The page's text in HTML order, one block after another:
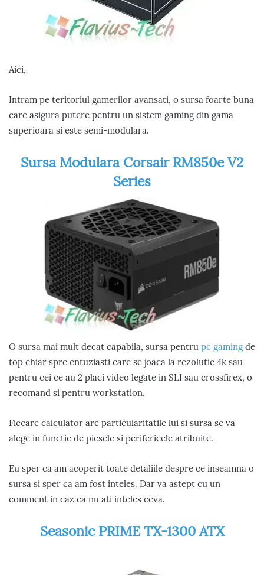
Aici,
Intram pe teritoriul gamerilor avansati, o sursa foarte buna
care asigura putere pentru un sistem gaming din gama
superioara si este semi-modulara.
Sursa Modulara Corsair RM850e V2
Series
O sursa mai mult decat capabila, sursa pentru pc gamingde
top chiar spre entuziasti care se joaca la rezolutie 4k sau
pentru cei ce au 2 placi video legate in SLI sau crossfirex, o
recomand si pentru workstation.
Fiecare calculator are particularitatile lui si sursa se va
alege in functie de piesele si perifericele atribuite.
Eu sper ca am acoperit toate detaliile despre ce inseamna o
sursa si sper ca am fost inteles. Dar va astept cu un
comment in caz ca nu ati inteles ceva.
Seasonic PRIME TX-1300 ATX